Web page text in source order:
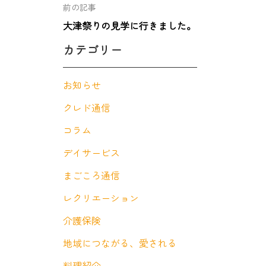
前の記事
大津祭りの見学に行きました。
カテゴリー
お知らせ
クレド通信
コラム
デイサービス
まごころ通信
レクリエーション
介護保険
地域につながる、愛される